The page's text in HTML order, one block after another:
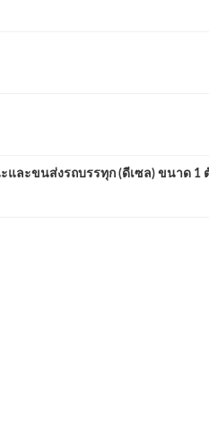
ะขนส่งรถบรรทุก (ดีเซล) ขนาด 1